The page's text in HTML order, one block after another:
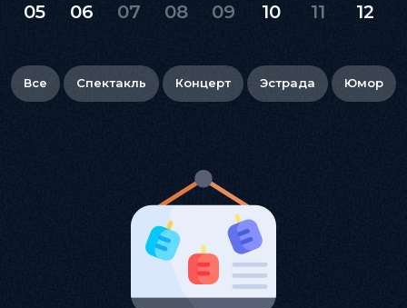
05 06 07 08 09 10 11 12
Все Спектакль Концерт Эстрада Юмор